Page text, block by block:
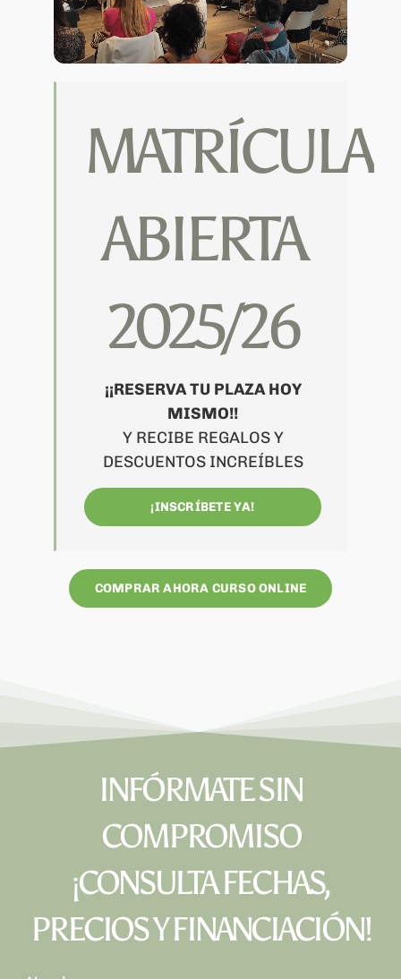
MATRÍCULA
ABIERTA
2025/26
¡¡RESERVA TU PLAZA HOY
MISMO!!
Y RECIBE REGALOS Y
DESCUENTOS INCREÍBLES
¡INSCRÍBETE YA!
COMPRAR AHORA CURSO ONLINE
INFÓRMATE SIN
COMPROMISO
¡CONSULTA FECHAS,
PRECIOS Y FINANCIACIÓN!